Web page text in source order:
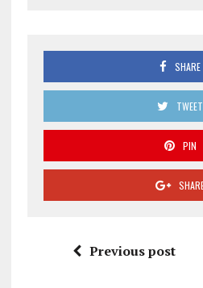
SHARE
TWEET
PIN
Previous post